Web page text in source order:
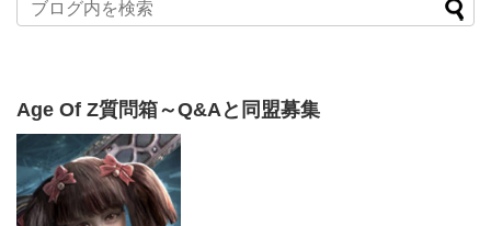
Age Of Z質問箱～Q&Aと同盟募集